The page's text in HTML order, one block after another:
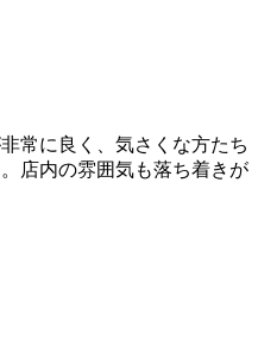
常に良く、気さくな方たち
店内の雰囲気も落ち着きが